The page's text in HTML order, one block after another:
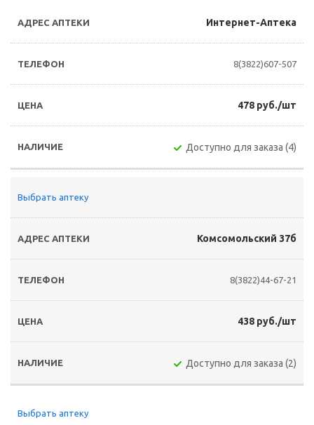
Интернет-Аптека
8(3822)607-507
478 руб./шт
Доступно для заказа (4)
Выбрать аптеку
Комсомольский 37б
8(3822)44-67-21
438 руб./шт
Доступно для заказа (2)
Выбрать аптеку